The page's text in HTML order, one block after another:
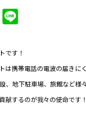
Twitter
です！
は携帯電話の電波の届きに
、地下駐車場、旅館など様
献するのが我々の使命です